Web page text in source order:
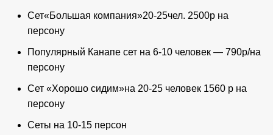
Сет«Большая компания»20-25чел. 2500р на
персону
Популярный Канапе сет на 6-10 человек — 790р/на
персону
Сет «Хорошо сидим»на 20-25 человек 1560 р на
персону
Сеты на 10-15 персон